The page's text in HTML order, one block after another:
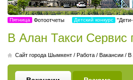
Пятница Фотоотчеты Детский конкурс
В Алан Такси Сервис
Cайт города Шымкент / Работа / Вакансии / В